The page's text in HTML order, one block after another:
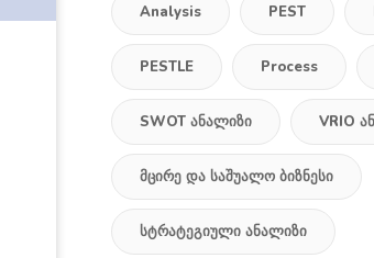
Analysis PEST
PESTLE Process
SWOT Ანალიზი VRIO
Მცირე Და Საშუალო Ბიზნესი
Სტრატეგიული Ანალიზი